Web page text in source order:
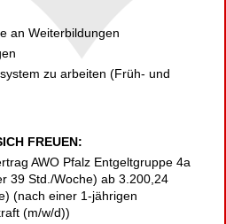
an Weiterbildungen
zu arbeiten (Früh- und
FREUEN:
AWO Pfalz Entgeltgruppe 4a
39 Std./Woche) ab 3.200,24
(nach einer 1-jährigen
(m/w/d))